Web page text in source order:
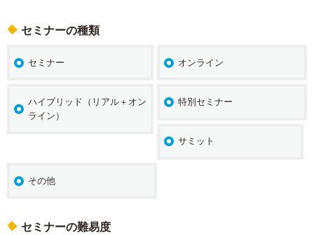
セミナーの種類
セミナー オンライン
ハイブリッド（リアル＋オン
ライン）
特別セミナー
サミット
その他
セミナーの難易度